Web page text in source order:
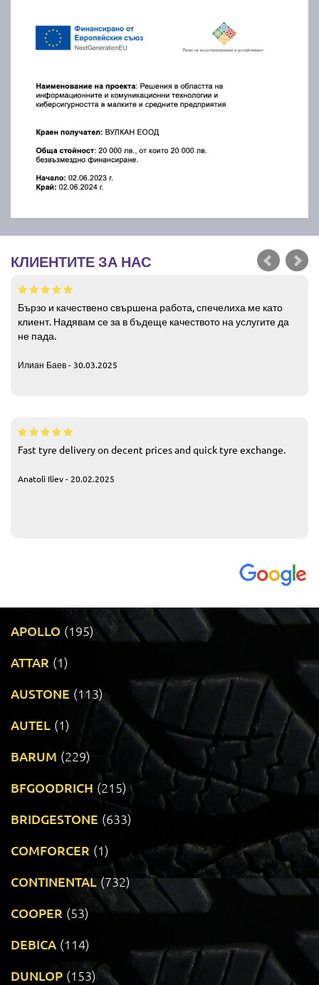
КЛИЕНТИТЕ ЗА НАС
Бързо и качествено свършена работа, спечелиха ме като
клиент. Надявам се за в бъдеще качеството на услугите да
не пада.
Илиан Баев - 30.03.2025
Fast tyre delivery on decent prices and quick tyre exchange.
Anatoli Iliev - 20.02.2025
APOLLO (195)
ATTAR (1)
AUSTONE (113)
AUTEL (1)
BARUM (229)
BFGOODRICH (215)
BRIDGESTONE (633)
COMFORCER (1)
CONTINENTAL (732)
COOPER (53)
DEBICA (114)
DUNLOP (153)